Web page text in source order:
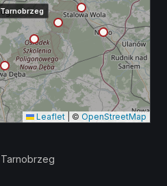
Tarnobrzeg
Leaflet © OpenStreetMap